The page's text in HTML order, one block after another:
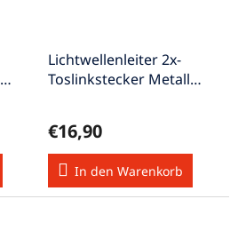
Lichtwellenleiter 2x-
Toslinkstecker Metall
€16,90
In den Warenkorb